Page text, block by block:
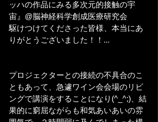
ッハの作品にみる多次元的接触の宇
宙』@脳神経科学創成医療研究会
駆けつけてくださった皆様、本当にあ
りがとうございました！！...
プロジェクターとの接続の不具合のこ
ともあって、急遽ワイン会会場のリビ
ングで講演をすることになり(^_^;)、結
果的に窮屈ながらも和気あいあいの雰